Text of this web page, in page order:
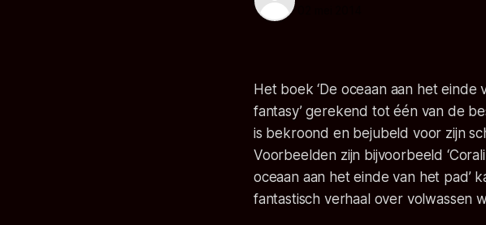
Het boek ‘De oceaan aan het
fantasy’ gerekend tot één van de
is bekroond en bejubeld voor zijn
Voorbeelden zijn bijvoorbeeld
oceaan aan het einde van het pad’
fantastisch verhaal over volwassen